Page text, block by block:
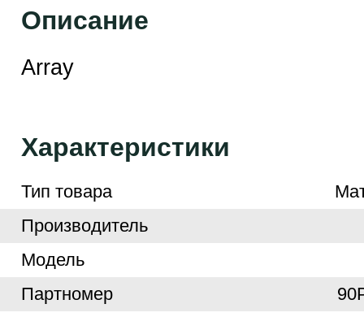
Описание
Array
Характеристики
Тип товара
Производитель
Модель
Партномер